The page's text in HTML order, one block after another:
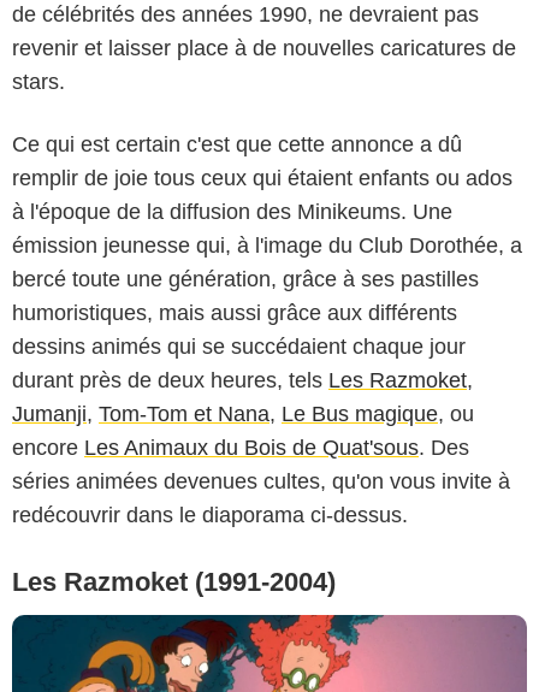
de célébrités des années 1990, ne devraient pas
revenir et laisser place à de nouvelles caricatures de
stars.
Ce qui est certain c'est que cette annonce a dû
remplir de joie tous ceux qui étaient enfants ou ados
à l'époque de la diffusion des Minikeums. Une
émission jeunesse qui, à l'image du Club Dorothée, a
bercé toute une génération, grâce à ses pastilles
humoristiques, mais aussi grâce aux différents
dessins animés qui se succédaient chaque jour
durant près de deux heures, tels Les Razmoket,
Jumanji, Tom-Tom et Nana, Le Bus magique, ou
encore Les Animaux du Bois de Quat'sous. Des
séries animées devenues cultes, qu'on vous invite à
redécouvrir dans le diaporama ci-dessus.
Les Razmoket (1991-2004)